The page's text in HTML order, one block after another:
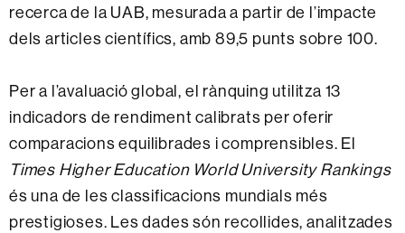
recerca de la UAB, mesurada a partir de l’impacte
dels articles científics, amb 89,5 punts sobre 100.
Per a l’avaluació global, el rànquing utilitza 13
indicadors de rendiment calibrats per oferir
comparacions equilibrades i comprensibles. El
Times Higher Education World University Rankings
és una de les classificacions mundials més
prestigioses. Les dades són recollides, analitzades